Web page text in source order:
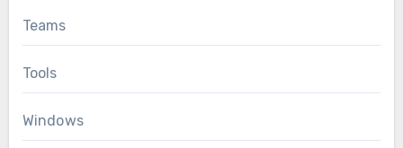
Teams
Tools
Windows